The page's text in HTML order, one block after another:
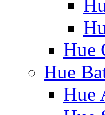
Hue
Hue
Hue